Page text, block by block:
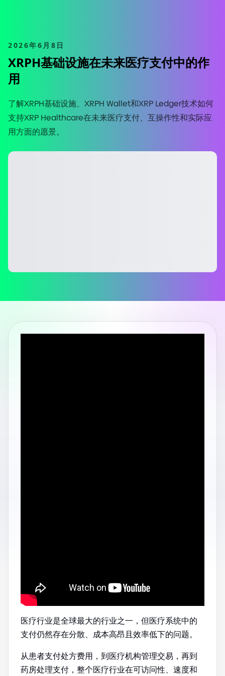
2026年6月8日
XRPH基础设施在未来医疗支付中的作
用
了解XRPH基础设施、XRPH Wallet和XRP Ledger技术如何
支持XRP Healthcare在未来医疗支付、互操作性和实际应
用方面的愿景。
医疗行业是全球最大的行业之一，但医疗系统中的
支付仍然存在分散、成本高昂且效率低下的问题。
从患者支付处方费用，到医疗机构管理交易，再到
药房处理支付，整个医疗行业在可访问性、速度和